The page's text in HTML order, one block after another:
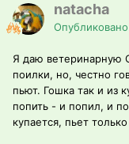
natacha
Опубликовано
Я даю ветеринарную
поилки, но, честно
пьют. Гошка так и из
попить - и попил, и
купается, пьет